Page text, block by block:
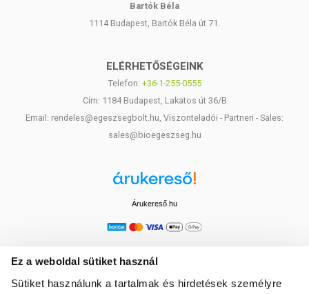
Ez a weboldal sütiket használ
Sütiket használunk a tartalmak és hirdetések személyre
Bartók Béla
1114 Budapest, Bartók Béla út 71.
ELÉRHETŐSÉGEINK
Telefon: +36-1-255-0555
Cím: 1184 Budapest, Lakatos út 36/B
Email: rendeles@egeszsegbolt.hu, Viszonteladói - Partneri - Sales:
sales@bioegeszseg.hu
Árukereső.hu